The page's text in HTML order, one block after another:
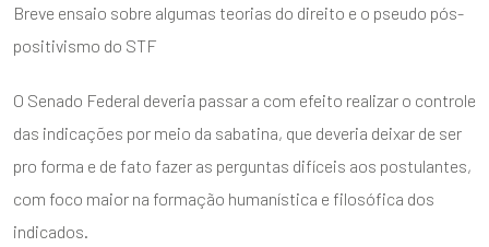
Breve ensaio sobre algumas teorias do direito e o pseudo pós-
positivismo do STF
O Senado Federal deveria passar a com efeito realizar o controle
das indicações por meio da sabatina, que deveria deixar de ser
pro forma e de fato fazer as perguntas difíceis aos postulantes,
com foco maior na formação humanística e filosófica dos
indicados.